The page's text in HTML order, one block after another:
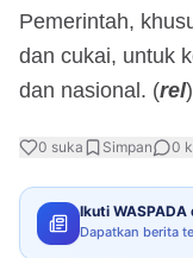
Pemerintah,
dan cukai, untuk
dan nasional. (rel)
0 suka Simpan 0
Ikuti
Dapatkan berita